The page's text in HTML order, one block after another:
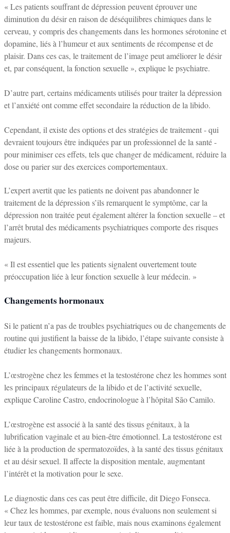
« Les patients souffrant de dépression peuvent éprouver une
diminution du désir en raison de déséquilibres chimiques dans le
cerveau, y compris des changements dans les hormones sérotonine et
dopamine, liés à l’humeur et aux sentiments de récompense et de
plaisir. Dans ces cas, le traitement de l’image peut améliorer le désir
et, par conséquent, la fonction sexuelle », explique le psychiatre.
D’autre part, certains médicaments utilisés pour traiter la dépression
et l’anxiété ont comme effet secondaire la réduction de la libido.
Cependant, il existe des options et des stratégies de traitement - qui
devraient toujours être indiquées par un professionnel de la santé -
pour minimiser ces effets, tels que changer de médicament, réduire la
dose ou parier sur des exercices comportementaux.
L’expert avertit que les patients ne doivent pas abandonner le
traitement de la dépression s’ils remarquent le symptôme, car la
dépression non traitée peut également altérer la fonction sexuelle – et
l’arrêt brutal des médicaments psychiatriques comporte des risques
majeurs.
« Il est essentiel que les patients signalent ouvertement toute
préoccupation liée à leur fonction sexuelle à leur médecin. »
Changements hormonaux
Si le patient n’a pas de troubles psychiatriques ou de changements de
routine qui justifient la baisse de la libido, l’étape suivante consiste à
étudier les changements hormonaux.
L’œstrogène chez les femmes et la testostérone chez les hommes sont
les principaux régulateurs de la libido et de l’activité sexuelle,
explique Caroline Castro, endocrinologue à l’hôpital São Camilo.
L’œstrogène est associé à la santé des tissus génitaux, à la
lubrification vaginale et au bien-être émotionnel. La testostérone est
liée à la production de spermatozoïdes, à la santé des tissus génitaux
et au désir sexuel. Il affecte la disposition mentale, augmentant
l’intérêt et la motivation pour le sexe.
Le diagnostic dans ces cas peut être difficile, dit Diego Fonseca.
« Chez les hommes, par exemple, nous évaluons non seulement si
leur taux de testostérone est faible, mais nous examinons également